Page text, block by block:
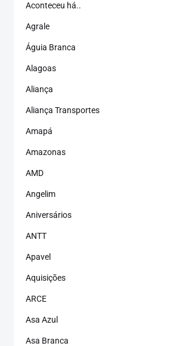
Aconteceu há..
Agrale
Águia Branca
Alagoas
Aliança
Aliança Transportes
Amapá
Amazonas
AMD
Angelim
Aniversários
ANTT
Apavel
Aquisições
ARCE
Asa Azul
Asa Branca